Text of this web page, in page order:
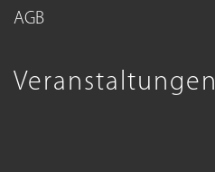
AGB
Veranstaltungen